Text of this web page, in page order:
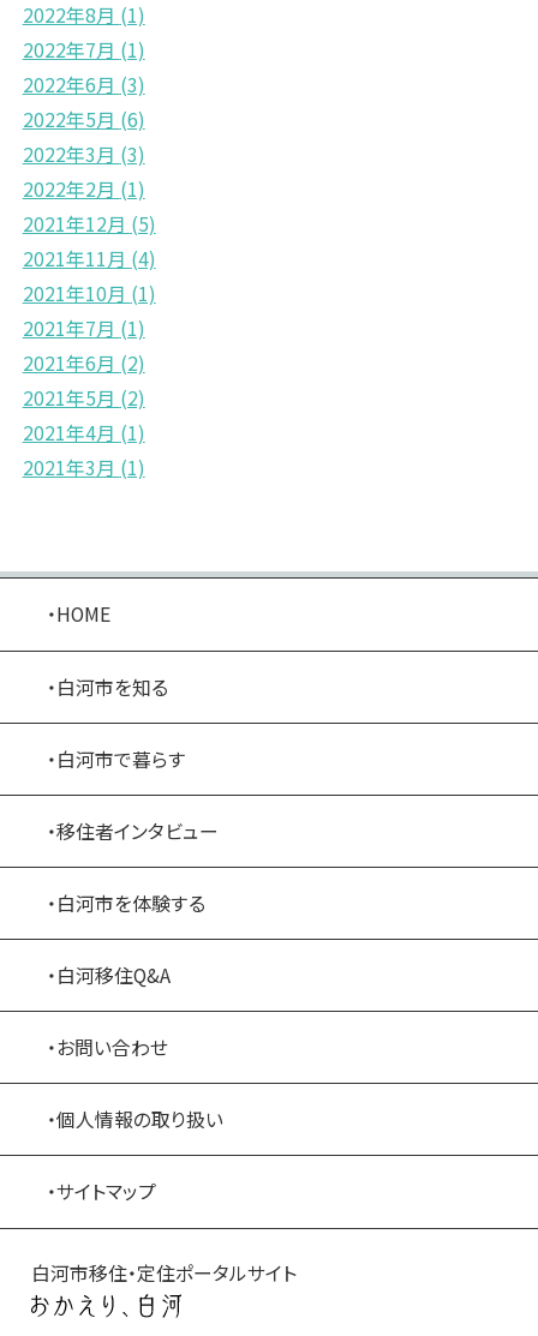
2022年8月 (1)
2022年7月 (1)
2022年6月 (3)
2022年5月 (6)
2022年3月 (3)
2022年2月 (1)
2021年12月 (5)
2021年11月 (4)
2021年10月 (1)
2021年7月 (1)
2021年6月 (2)
2021年5月 (2)
2021年4月 (1)
2021年3月 (1)
白河市移住・定住ポータルサイト
・HOME
・白河市を知る
・白河市で暮らす
・移住者インタビュー
・白河市を体験する
・白河移住Q&A
・お問い合わせ
・個人情報の取り扱い
・サイトマップ